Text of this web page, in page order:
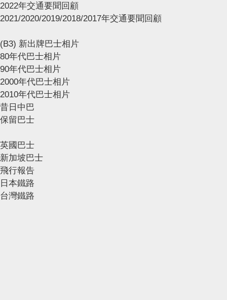
2022年交通要聞回顧
2021/2020/2019/2018/2017年交通要聞回顧
(B3) 新出牌巴士相片
80年代巴士相片
90年代巴士相片
2000年代巴士相片
2010年代巴士相片
昔日中巴
保留巴士
英國巴士
新加坡巴士
飛行報告
日本鐵路
台灣鐵路